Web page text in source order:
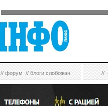
форум//блоги слобожан //